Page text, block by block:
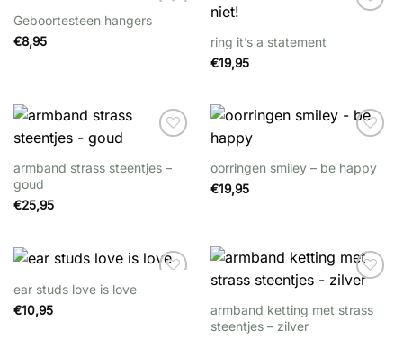
Wishlist
Geboortesteen hangers
€8,95 ring it’s a statement
€19,95
armband strass steentjes –
goud
€25,95
oorringen smiley – be happy
€19,95
ear studs love is love
€10,95
armband ketting met strass
steentjes – zilver